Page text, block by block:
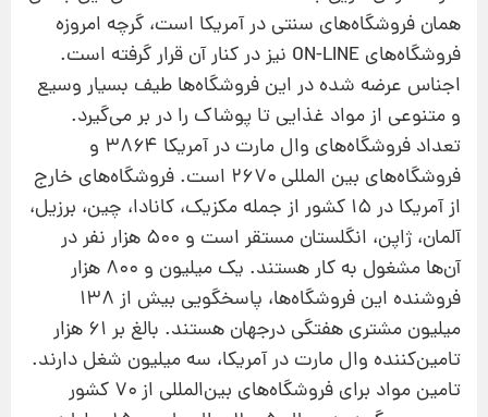
همان فروشگاه‌های سنتی در آمریكا است، گرچه امروزه
فروشگاه‌های ON-LINE نیز در كنار آن قرار گرفته است.
اجناس عرضه شده در این فروشگاه‌ها طیف بسیار وسیع
و متنوعی از مواد غذایی تا پوشاك را در بر می‌گیرد.
تعداد فروشگاه‌های وال مارت در آمریكا ۳۸۶۴ و
فروشگاه‌های بین المللی ۲۶۷۰ است. فروشگاه‌های خارج
از آمریكا در ۱۵ كشور از جمله مكزیك، كانادا، چین، برزیل،
آلمان، ژاپن، انگلستان مستقر است و ۵۰۰ هزار نفر در
آن‌ها مشغول به كار هستند. یك میلیون و ۸۰۰ هزار
فروشنده این فروشگاه‌ها، پاسخگویی بیش از ۱۳۸
میلیون مشتری هفتگی درجهان هستند. بالغ بر ۶۱ هزار
تامین‌كننده وال مارت در آمریكا، سه میلیون شغل دارند.
تامین مواد برای فروشگاه‌های بین‌المللی از ۷۰ كشور